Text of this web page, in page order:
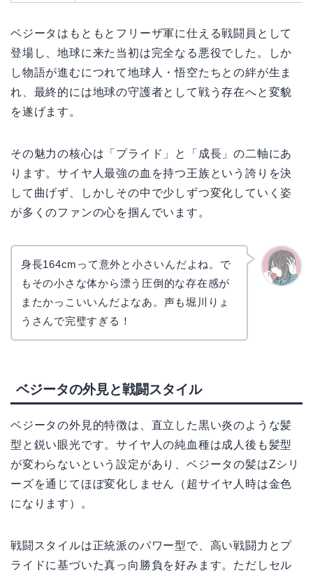
ベジータはもともとフリーザ軍に仕える戦闘員として
登場し、地球に来た当初は完全なる悪役でした。しか
し物語が進むにつれて地球人・悟空たちとの絆が生ま
れ、最終的には地球の守護者として戦う存在へと変貌
を遂げます。
その魅力の核心は「プライド」と「成長」の二軸にあ
ります。サイヤ人最強の血を持つ王族という誇りを決
して曲げず、しかしその中で少しずつ変化していく姿
が多くのファンの心を掴んでいます。
身長164cmって意外と小さいんだよね。で
もその小さな体から漂う圧倒的な存在感が
またかっこいいんだよなあ。声も堀川りょ
うさんで完璧すぎる！
ベジータの外見と戦闘スタイル
ベジータの外見的特徴は、直立した黒い炎のような髪
型と鋭い眼光です。サイヤ人の純血種は成人後も髪型
が変わらないという設定があり、ベジータの髪はZシリ
ーズを通じてほぼ変化しません（超サイヤ人時は金色
になります）。
戦闘スタイルは正統派のパワー型で、高い戦闘力とプ
ライドに基づいた真っ向勝負を好みます。ただしセル